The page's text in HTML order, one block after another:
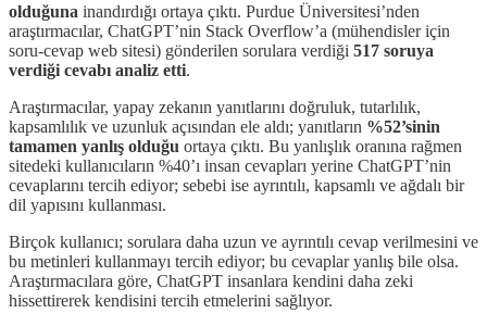
olduğuna inandırdığı ortaya çıktı. Purdue Üniversitesi’nden
araştırmacılar, ChatGPT’nin Stack Overflow’a (mühendisler için
soru-cevap web sitesi) gönderilen sorulara verdiği 517 soruya
verdiği cevabı analiz etti.
Araştırmacılar, yapay zekanın yanıtlarını doğruluk, tutarlılık,
kapsamlılık ve uzunluk açısından ele aldı; yanıtların %52’sinin
tamamen yanlış olduğu ortaya çıktı. Bu yanlışlık oranına rağmen
sitedeki kullanıcıların %40’ı insan cevapları yerine ChatGPT’nin
cevaplarını tercih ediyor; sebebi ise ayrıntılı, kapsamlı ve ağdalı bir
dil yapısını kullanması.
Birçok kullanıcı; sorulara daha uzun ve ayrıntılı cevap verilmesini ve
bu metinleri kullanmayı tercih ediyor; bu cevaplar yanlış bile olsa.
Araştırmacılara göre, ChatGPT insanlara kendini daha zeki
hissettirerek kendisini tercih etmelerini sağlıyor.